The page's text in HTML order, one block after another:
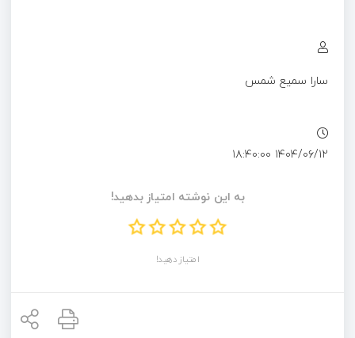
سارا سمیع شمس
۱۴۰۴/۰۶/۱۲ ۱۸:۴۰:۰۰
به این نوشته امتیاز بدهید!
امتیاز دهید!